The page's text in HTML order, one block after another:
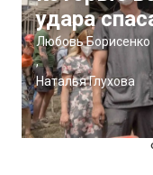
удара
Любовь Борисенко
,
Наталья Глухова